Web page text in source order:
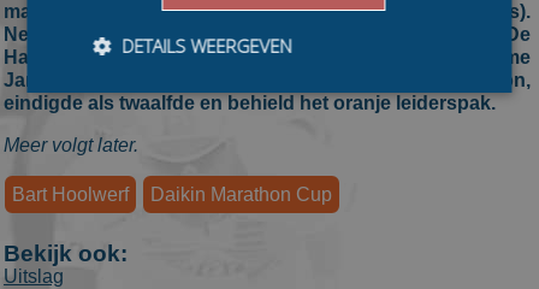
massastartkampioen Bart Swings (OKAY / Interfarms).
Nederlands kampioen Luc ter Haar (Bouwselect / De
Haan Westerhoff) eindigde net naast het podium. Homme
Jan de Groot (Essent), winnaar van de eerste marathon,
eindigde als twaalfde en behield het oranje leiderspak.
Meer volgt later.
Bart Hoolwerf Daikin Marathon Cup
Bekijk ook:
Uitslag
DETAILS WEERGEVEN
Bezoekersgegevens
Prestatiecookies worden gebruikt om te zien hoe
bezoekers de website gebruiken, bijv. analytische
een bepaalde bezoeker direct te identificeren.